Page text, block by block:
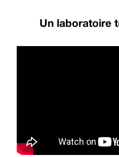
Un laboratoire